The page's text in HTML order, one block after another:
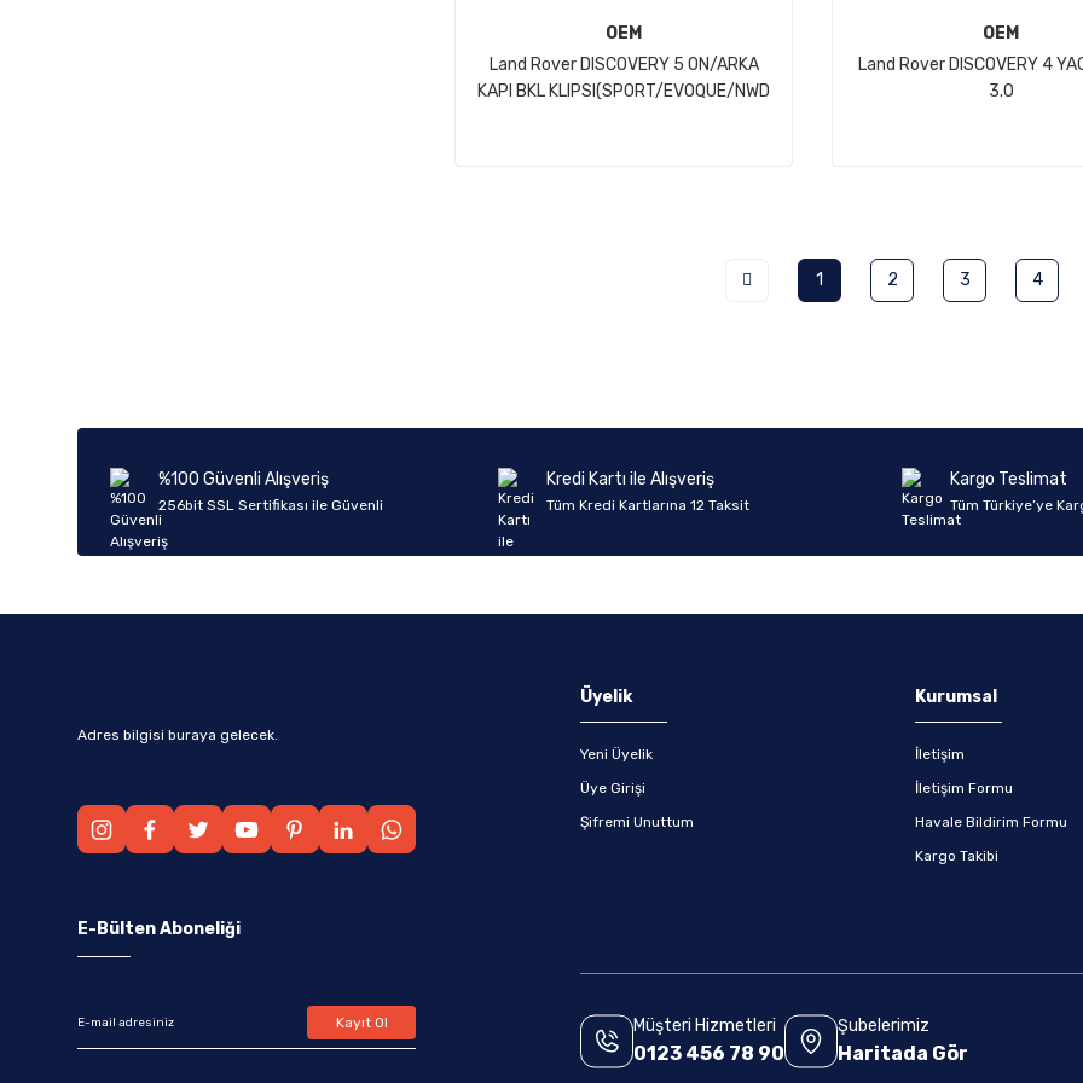
OEM
Land Rover DISCOVERY 5 ON/ARKA
KAPI BKL KLIPSI(SPORT/EVOQUE/NWD
OEM
Land Rover DISCOVERY 4
3.0
1 2 3 4
%100 Güvenli Alışveriş
256bit SSL Sertifikası ile Güvenli
Kredi Kartı ile Alışveriş
Tüm Kredi Kartlarına 12 Taksit
Kargo Teslimat
Tüm Türkiye’ye
Adres bilgisi buraya gelecek.
Üyelik
Yeni Üyelik
Üye Girişi
Şifremi Unuttum
Kurumsal
İletişim
İletişim Formu
Havale Bildirim Formu
Kargo Takibi
E-Bülten Aboneliği
Kayıt Ol Müşteri Hizmetleri
0123 456 78 90
Şubelerimiz
Haritada Gör